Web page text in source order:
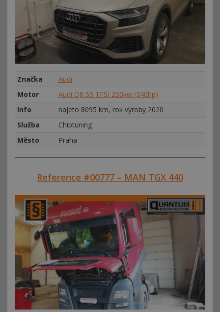
Značka
Audi
Motor
Audi Q8 55 TFSI 250kw (340hp)
Info
najeto 8095 km, rok výroby 2020
Služba
Chiptuning
Město
Praha
Reference #00777 – MAN TGX 440